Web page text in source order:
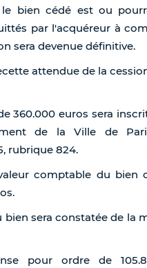
le bien cédé est ou
par l'acquéreur à
sera devenue définitive.
attendue de la
360.000 euros sera
de la Ville de
rubrique 824.
comptable du bien
bien sera constatée de la
pour ordre de